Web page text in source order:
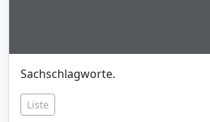
Sachschlagworte.
Liste